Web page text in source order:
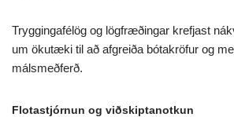
Tryggingafélög og lögfræðingar krefjast
um ökutæki til að afgreiða bótakröfur og
málsmeðferð.
Flotastjórnun og viðskiptanotkun